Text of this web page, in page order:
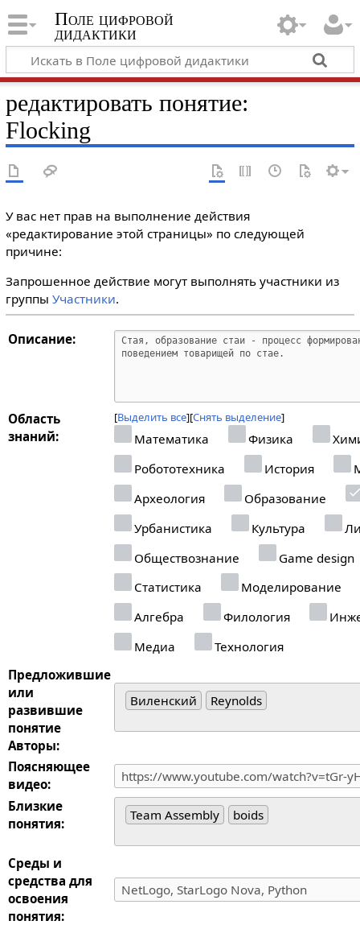
Поле цифровой
дидактики
редактировать понятие:
Flocking
У вас нет прав на выполнение действия
«редактирование этой страницы» по следующей
причине:
Запрошенное действие могут выполнять участники из
группы Участники.
Описание:
Область
знаний:
Выделить все Снять выделение
Математика Физика
Робототехника
История
Археология
Образование
Урбанистика
Культура
Обществознание
Game design
Статистика
Моделирование
Алгебра
Филология
Медиа
Технология
Предложившие
или
развившие
понятие
Авторы:
Виленский Reynolds
Поясняющее
видео:
Близкие
понятия:
Team Assembly boids
Среды и
средства для
освоения
понятия: